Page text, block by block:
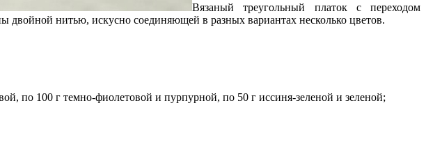
Вязаный треугольный платок с переходом
двойной нитью, искусно соединяющей в разных вариантах несколько цветов.
по 100 г темно-фиолетовой и пурпурной, по 50 г иссиня-зеленой и зеленой;